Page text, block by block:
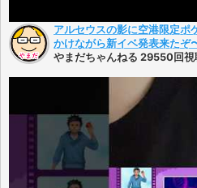
アルセウスの影に空港限定ポ
かけながら新イベ発表来たぞ
やまだちゃんねる 29550回